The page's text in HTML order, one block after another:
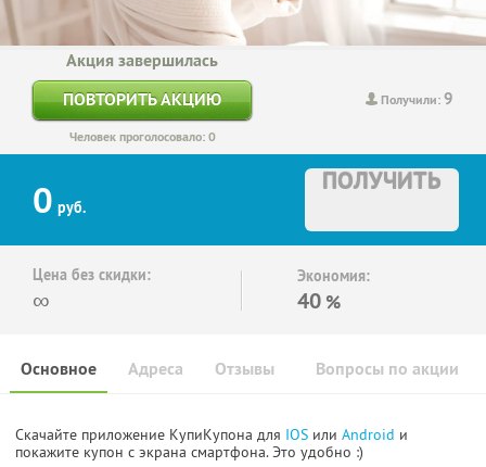
Получили:9
Акция завершилась
ПОВТОРИТЬ АКЦИЮ
Человек проголосовало: 0
0 руб.
ПОЛУЧИТЬ
Цена без скидки:
∞
Экономия:
40 %
Основное Отзывы Вопросы по акции
Адреса
Скачайте приложение КупиКупона для IOS или Android и
покажите купон с экрана смартфона. Это удобно :)